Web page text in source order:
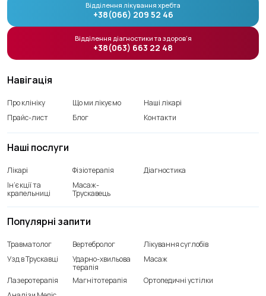
Навігація
Про клініку Що ми лікуємо
Наші лікарі
Прайс-лист
Блог Контакти
Наші послуги
Лікарі Фізіотерапія
Діагностика
Ін’єкції та
крапельниці
Масаж-
Трускавець
Популярні запити
Травматолог Вертебролог
Лікування суглобів
Узд в Трускавці
Ударно-хвильова
терапія
Масаж
Лазеротерапія Магнітотерапія
Ортопедичні устілки
Відділення лікування хребта
+38(066) 209 52 46
Відділення діагностики та здоров’я
+38(063) 663 22 48